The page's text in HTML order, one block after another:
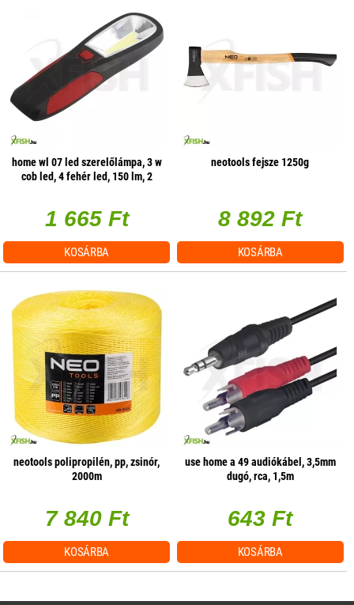
home wl 07 led szerelőlámpa, 3 w
cob led, 4 fehér led, 150 lm, 2
1 665 Ft
KOSÁRBA
neotools fejsze 1250g
8 892 Ft
KOSÁRBA
neotools polipropilén, pp, zsinór,
2000m
7 840 Ft
KOSÁRBA
use home a 49 audiókábel, 3,5mm
dugó, rca, 1,5m
643 Ft
KOSÁRBA